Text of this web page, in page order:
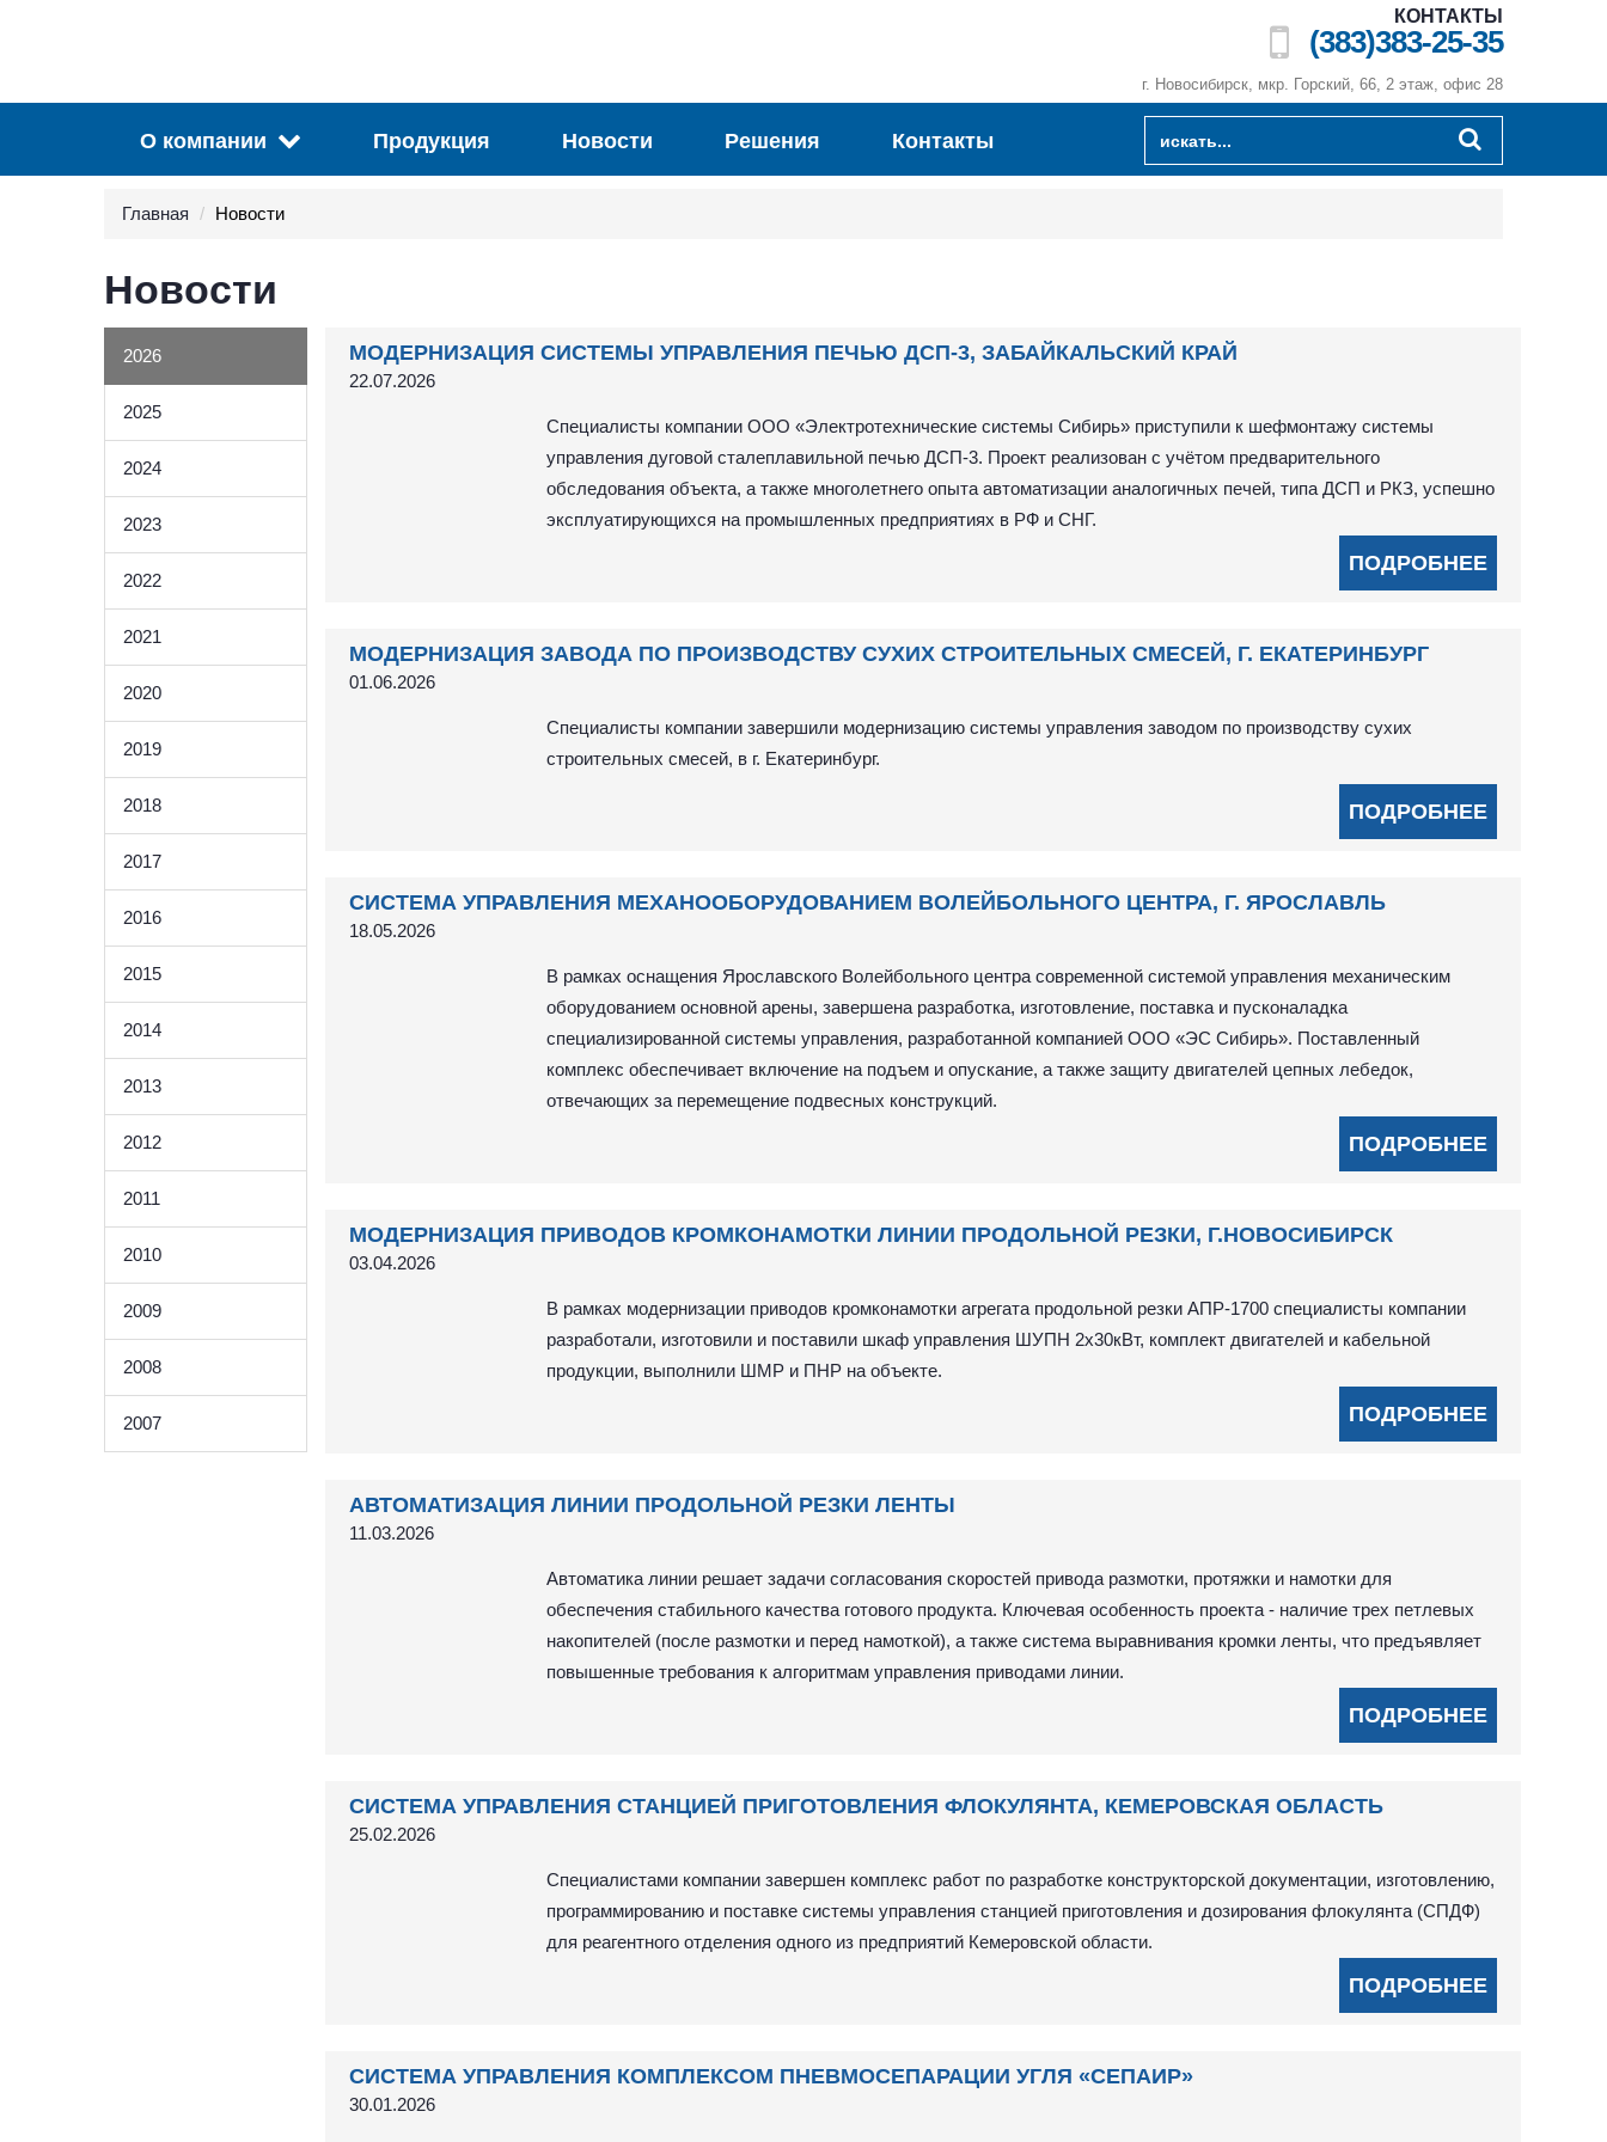
КОНТАКТЫ
(383)383-25-35
г. Новосибирск, мкр. Горский, 66, 2 этаж, офис 28
О компании Продукция Новости Решения Контакты
Главная Новости
Новости
2026
2025
2024
2023
2022
2021
2020
2019
2018
2017
2016
2015
2014
2013
2012
2011
2010
2009
2008
2007
МОДЕРНИЗАЦИЯ СИСТЕМЫ УПРАВЛЕНИЯ ПЕЧЬЮ ДСП-3, ЗАБАЙКАЛЬСКИЙ КРАЙ
22.07.2026
Специалисты компании ООО «Электротехнические системы Сибирь» приступили к шефмонтажу системы
управления дуговой сталеплавильной печью ДСП-3. Проект реализован с учётом предварительного
обследования объекта, а также многолетнего опыта автоматизации аналогичных печей, типа ДСП и РКЗ, успешно
эксплуатирующихся на промышленных предприятиях в РФ и СНГ.
ПОДРОБНЕЕ
МОДЕРНИЗАЦИЯ ЗАВОДА ПО ПРОИЗВОДСТВУ СУХИХ СТРОИТЕЛЬНЫХ СМЕСЕЙ, Г. ЕКАТЕРИНБУРГ
01.06.2026
Специалисты компании завершили модернизацию системы управления заводом по производству сухих
строительных смесей, в г. Екатеринбург.
ПОДРОБНЕЕ
СИСТЕМА УПРАВЛЕНИЯ МЕХАНООБОРУДОВАНИЕМ ВОЛЕЙБОЛЬНОГО ЦЕНТРА, Г. ЯРОСЛАВЛЬ
18.05.2026
В рамках оснащения Ярославского Волейбольного центра современной системой управления механическим
оборудованием основной арены, завершена разработка, изготовление, поставка и пусконаладка
специализированной системы управления, разработанной компанией ООО «ЭС Сибирь». Поставленный
комплекс обеспечивает включение на подъем и опускание, а также защиту двигателей цепных лебедок,
отвечающих за перемещение подвесных конструкций.
ПОДРОБНЕЕ
МОДЕРНИЗАЦИЯ ПРИВОДОВ КРОМКОНАМОТКИ ЛИНИИ ПРОДОЛЬНОЙ РЕЗКИ, Г.НОВОСИБИРСК
03.04.2026
В рамках модернизации приводов кромконамотки агрегата продольной резки АПР-1700 специалисты компании
разработали, изготовили и поставили шкаф управления ШУПН 2х30кВт, комплект двигателей и кабельной
продукции, выполнили ШМР и ПНР на объекте.
ПОДРОБНЕЕ
АВТОМАТИЗАЦИЯ ЛИНИИ ПРОДОЛЬНОЙ РЕЗКИ ЛЕНТЫ
11.03.2026
Автоматика линии решает задачи согласования скоростей привода размотки, протяжки и намотки для
обеспечения стабильного качества готового продукта. Ключевая особенность проекта - наличие трех петлевых
накопителей (после размотки и перед намоткой), а также система выравнивания кромки ленты, что предъявляет
повышенные требования к алгоритмам управления приводами линии.
ПОДРОБНЕЕ
СИСТЕМА УПРАВЛЕНИЯ СТАНЦИЕЙ ПРИГОТОВЛЕНИЯ ФЛОКУЛЯНТА, КЕМЕРОВСКАЯ ОБЛАСТЬ
25.02.2026
Специалистами компании завершен комплекс работ по разработке конструкторской документации, изготовлению,
программированию и поставке системы управления станцией приготовления и дозирования флокулянта (СПДФ)
для реагентного отделения одного из предприятий Кемеровской области.
ПОДРОБНЕЕ
СИСТЕМА УПРАВЛЕНИЯ КОМПЛЕКСОМ ПНЕВМОСЕПАРАЦИИ УГЛЯ «СЕПАИР»
30.01.2026